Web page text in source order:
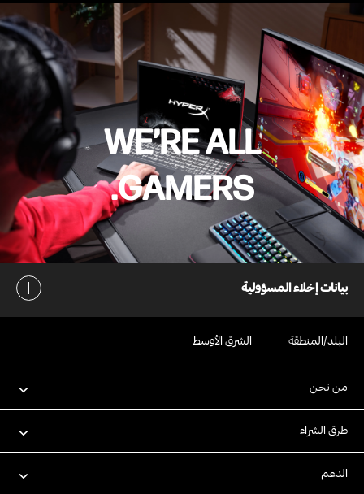
WE’RE ALL
GAMERS.​
بيانات إخلاء المسؤولية
البلد/المنطقة الشرق الأوسط
من نحن
طرق الشراء
الدعم